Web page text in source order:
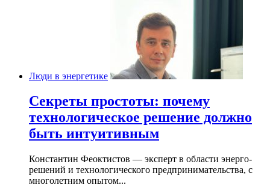
Люди в энергетике
Секреты простоты: почему
технологическое решение должно
быть интуитивным
Константин Феоктистов — эксперт в области энерго-
решений и технологического предпринимательства, с
многолетним опытом...